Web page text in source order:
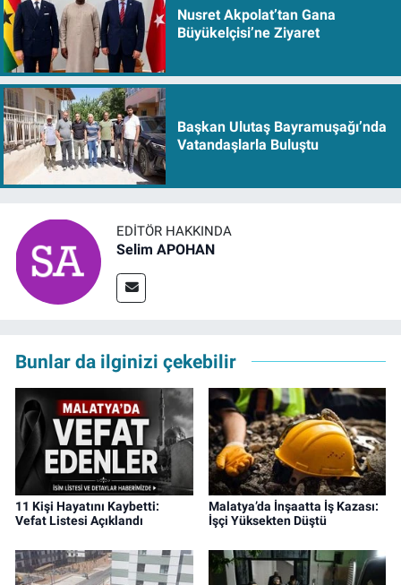
Nusret Akpolat’tan Gana
Büyükelçisi’ne Ziyaret
Başkan Ulutaş Bayramuşağı’nda
Vatandaşlarla Buluştu
EDITÖR HAKKINDA
Selim APOHAN
Bunlar da ilginizi çekebilir
11 Kişi Hayatını Kaybetti:
Vefat Listesi Açıklandı
Malatya’da İnşaatta İş Kazası:
İşçi Yüksekten Düştü